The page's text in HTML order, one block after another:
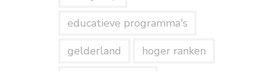
educatieve programma's
gelderland
hoger ranken